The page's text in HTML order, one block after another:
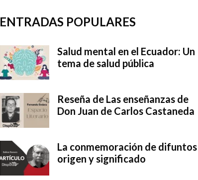
ENTRADAS POPULARES
Salud mental en el Ecuador: Un
tema de salud pública
Reseña de Las enseñanzas de
Don Juan de Carlos Castaneda
La conmemoración de difuntos
origen y significado